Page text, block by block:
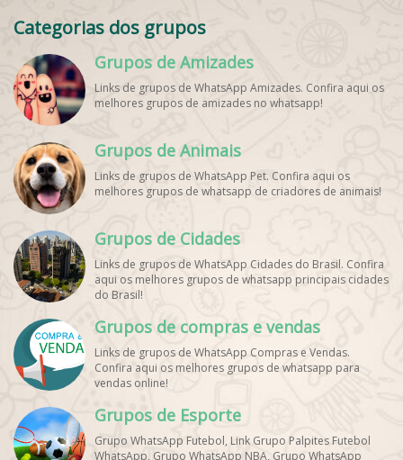
Categorias dos grupos
Grupos de Amizades
Links de grupos de WhatsApp Amizades. Confira aqui os
melhores grupos de amizades no whatsapp!
Grupos de Animais
Links de grupos de WhatsApp Pet. Confira aqui os
melhores grupos de whatsapp de criadores de animais!
Grupos de Cidades
Links de grupos de WhatsApp Cidades do Brasil. Confira
aqui os melhores grupos de whatsapp principais cidades
do Brasil!
Grupos de compras e vendas
Links de grupos de WhatsApp Compras e Vendas.
Confira aqui os melhores grupos de whatsapp para
vendas online!
Grupos de Esporte
Grupo WhatsApp Futebol, Link Grupo Palpites Futebol
WhatsApp, Grupo WhatsApp NBA, Grupo WhatsApp